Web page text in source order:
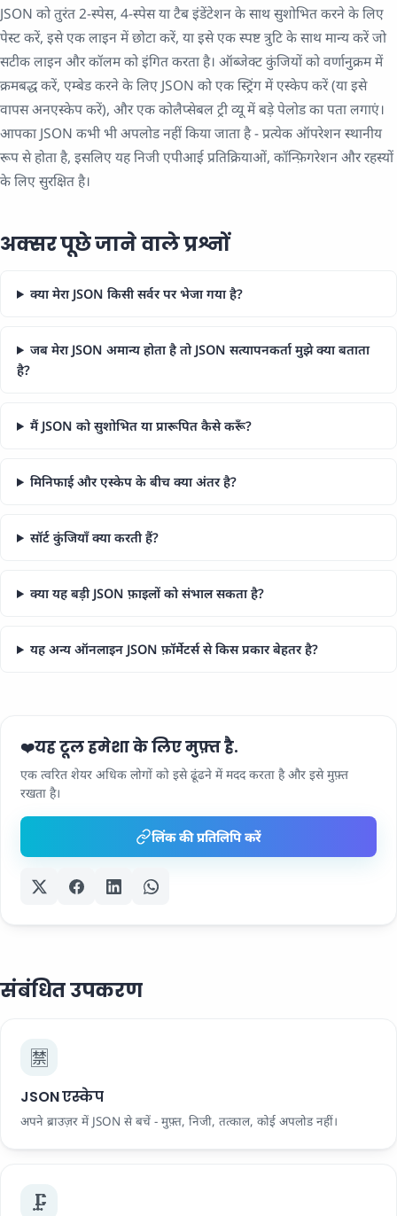
JSON को तुरंत 2-स्पेस, 4-स्पेस या टैब इंडेंटेशन के साथ सुशोभित करने के लिए
पेस्ट करें, इसे एक लाइन में छोटा करें, या इसे एक स्पष्ट त्रुटि के साथ मान्य करें जो
सटीक लाइन और कॉलम को इंगित करता है। ऑब्जेक्ट कुंजियों को वर्णानुक्रम में
क्रमबद्ध करें, एम्बेड करने के लिए JSON को एक स्ट्रिंग में एस्केप करें (या इसे
वापस अनएस्केप करें), और एक कोलैप्सेबल ट्री व्यू में बड़े पेलोड का पता लगाएं।
आपका JSON कभी भी अपलोड नहीं किया जाता है - प्रत्येक ऑपरेशन स्थानीय
रूप से होता है, इसलिए यह निजी एपीआई प्रतिक्रियाओं, कॉन्फ़िगरेशन और रहस्यों
के लिए सुरक्षित है।
अक्सर पूछे जाने वाले प्रश्नों
क्या मेरा JSON किसी सर्वर पर भेजा गया है?
जब मेरा JSON अमान्य होता है तो JSON सत्यापनकर्ता मुझे क्या बताता
है?
मैं JSON को सुशोभित या प्रारूपित कैसे करूँ?
मिनिफाई और एस्केप के बीच क्या अंतर है?
सॉर्ट कुंजियाँ क्या करती हैं?
क्या यह बड़ी JSON फ़ाइलों को संभाल सकता है?
यह अन्य ऑनलाइन JSON फ़ॉर्मेटर्स से किस प्रकार बेहतर है?
❤️यह टूल हमेशा के लिए मुफ़्त है.
एक त्वरित शेयर अधिक लोगों को इसे ढूंढने में मदद करता है और इसे मुफ़्त
रखता है।
लिंक की प्रतिलिपि करें
संबंधित उपकरण
🈲
JSON एस्केप
अपने ब्राउज़र में JSON से बचें - मुफ़्त, निजी, तत्काल, कोई अपलोड नहीं।
🗜️